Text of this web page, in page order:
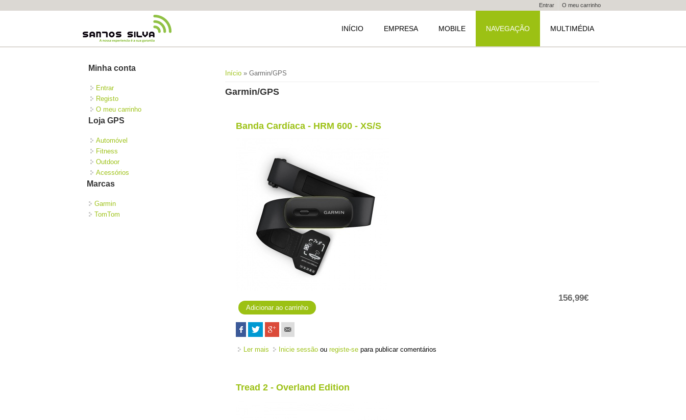
Entrar O meu carrinho
INÍCIO EMPRESA MOBILE NAVEGAÇÃO MULTIMÉDIA
Está aqui
Início » Garmin/GPS
Garmin/GPS
Banda Cardíaca - HRM 600 - XS/S
156,99€
Ler mais acerca de Banda Cardíaca - HRM 600 - XS/S
Inicie sessão ouregiste-se para publicar comentários
Tread 2 - Overland Edition
Minha conta
Entrar
Registo
O meu carrinho
Loja GPS
Automóvel
Fitness
Outdoor
Acessórios
Marcas
Garmin
TomTom